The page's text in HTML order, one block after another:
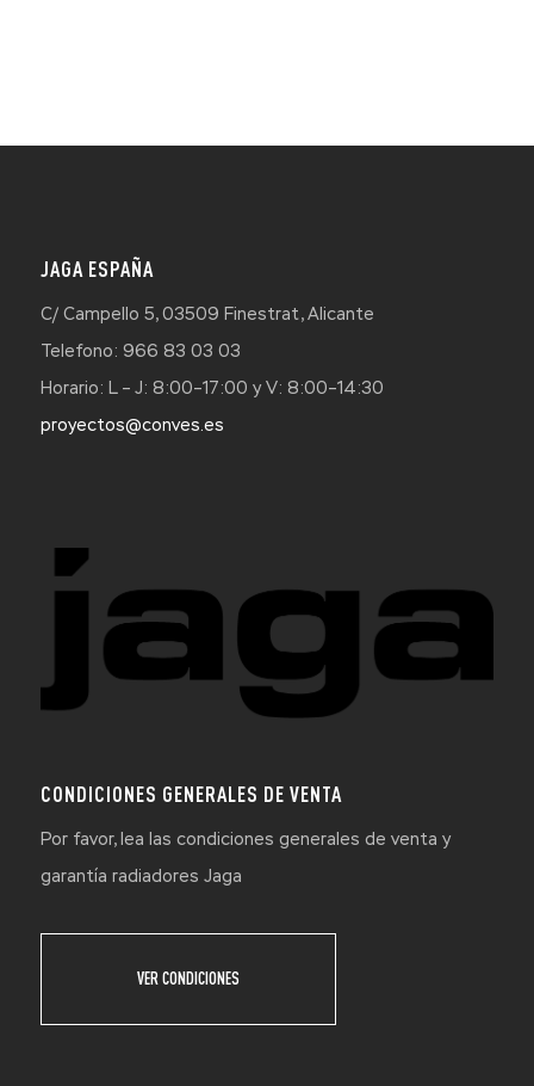
JAGA ESPAÑA
C/ Campello 5, 03509 Finestrat, Alicante
Telefono: 966 83 03 03
Horario: L – J: 8:00–17:00 y V: 8:00–14:30
proyectos@conves.es
CONDICIONES GENERALES DE VENTA
Por favor, lea las condiciones generales de venta y
garantía radiadores Jaga
VER CONDICIONES